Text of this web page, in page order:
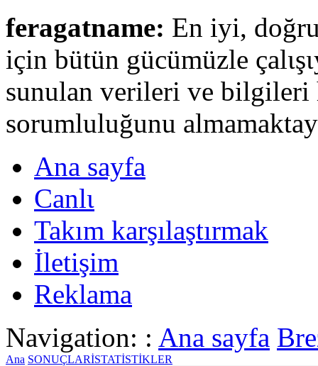
feragatname: En iyi,
için bütün gücümüzle
sunulan verileri ve bilgileri
sorumluluğunu
Ana sayfa
Canlι
Takım karşılaştırmak
İletişim
Reklama
Navigation: : Ana sayfa
Ana SONUÇLARİSTATİSTİKLER